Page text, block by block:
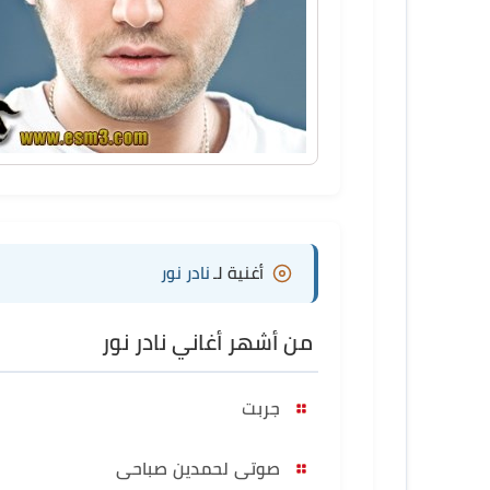
أغنية لـ نادر نور
من أشهر أغاني نادر نور
جربت
صوتى لحمدين صباحى